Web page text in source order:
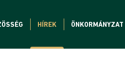
HÍREK ÖNKORMÁNYZAT